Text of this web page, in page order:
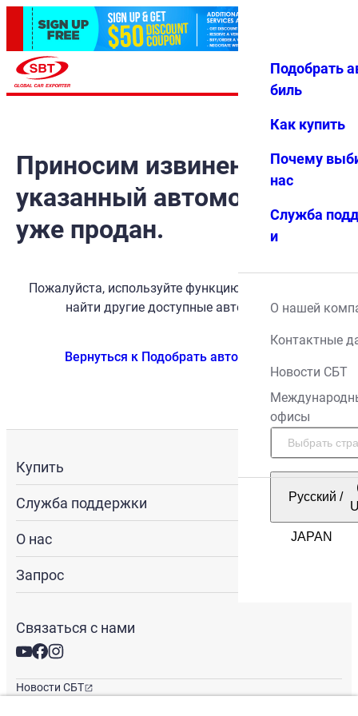
Избранн
Меню
Подобрать
биль
Как купить
Почему
нас
Служба
и
О нашей
Контактные
Новости СБТ
офисы
Русский /
Приносим извинения, но
указанный автомобиль
уже продан.
Пожалуйста, используйте функцию поиска, чтобы
найти другие доступные автомобили.
Вернуться к Подобрать автомобиль
Купить
Служба поддержки
О нас
Запрос
Связаться с нами
Новости СБТ